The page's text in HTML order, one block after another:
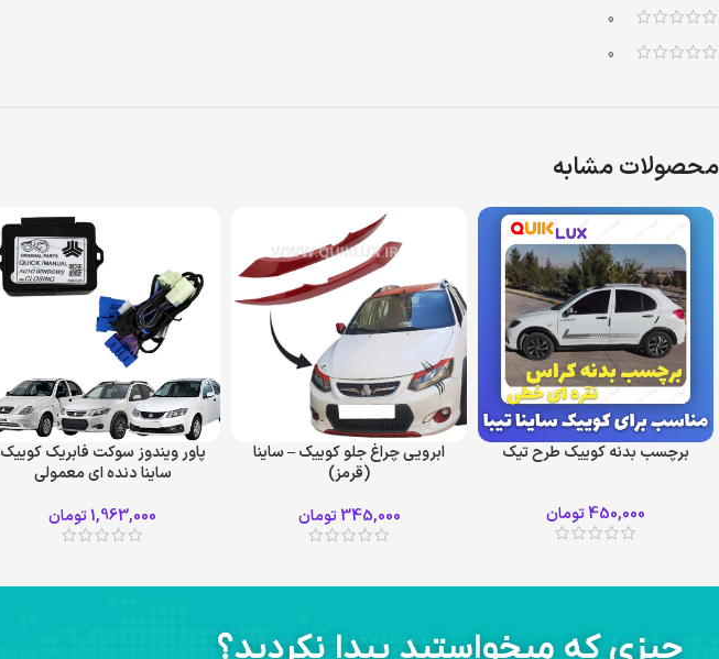
0
0
محصولات مشابه
برچسب بدنه کوییک طرح تیک
450,000تومان
ابرویی چراغ جلو کوییک – ساینا
(قرمز)
345,000 تومان
پاور ویندوز سوکت فابریک کوییک
ساینا دنده ای معمولی
1,963,000تومان
چیزی که میخواستید پیدا نکردید؟